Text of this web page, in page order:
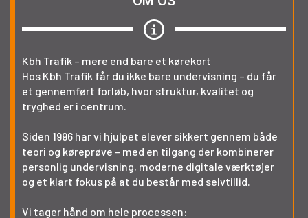
Kbh Trafik – mere end bare et kørekort
Hos Kbh Trafik får du ikke bare undervisning – du får
et gennemført forløb, hvor struktur, kvalitet og
tryghed er i centrum.
Siden 1996 har vi hjulpet elever sikkert gennem både
teori og køreprøve – med en tilgang der kombinerer
personlig undervisning, moderne digitale værktøjer
og et klart fokus på at du består med selvtillid.
Vi tager hånd om hele processen: